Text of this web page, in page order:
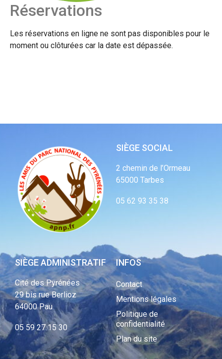
Réservations
Les réservations en ligne ne sont pas disponibles pour le
moment ou clôturées car la date est dépassée.
SIÈGE SOCIAL
2 chemin de l’Ormeau
65000 Tarbes
05 62 93 35 38
SIÈGE ADMINISTRATIF
Cité des Pyrénées
29 bis rue Berlioz
64000 Pau
05 59 27 15 30
INFOS
Contact
Mentions légales
Politique de
confidentialité
Plan du site